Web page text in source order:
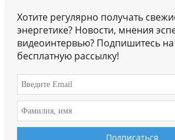
Хотите регулярно получать
энергетике? Новости, мнения
видеоинтервью? Подпишитесь
бесплатную рассылку!